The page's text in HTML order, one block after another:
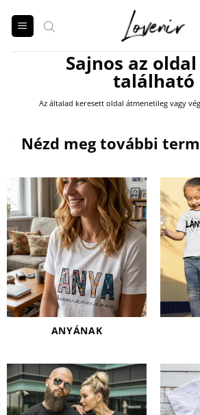
content
Sajnos az
található
Az általad keresett oldal átmenetileg vagy
search
Nézd meg további
ANYÁNAK